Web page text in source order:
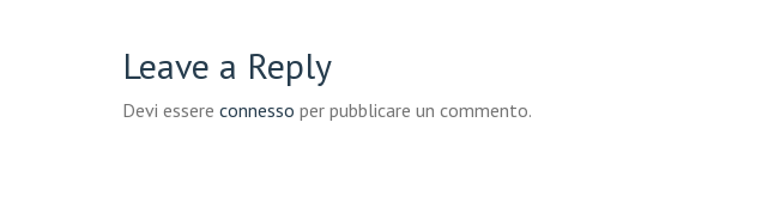
Leave a Reply
Devi essere connesso per pubblicare un commento.